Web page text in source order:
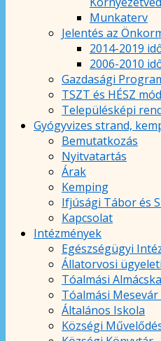
Munkaterv
Jelentés az
2014-2019
2006-2010
Gazdasági
TSZT és HÉSZ
Településképi
Gyógyvizes strand,
Bemutatkozás
Nyitvatartás
Árak
Kemping
Ifjúsági Tábor és
Kapcsolat
Intézmények
Egészségügyi
Állatorvosi ügyeleti
Tóalmási
Tóalmási Mesevár
Általános Iskola
Községi